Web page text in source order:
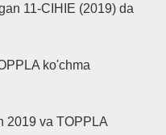
11-CIHIE (2019) da
ko'chma
2019 va TOPPLA